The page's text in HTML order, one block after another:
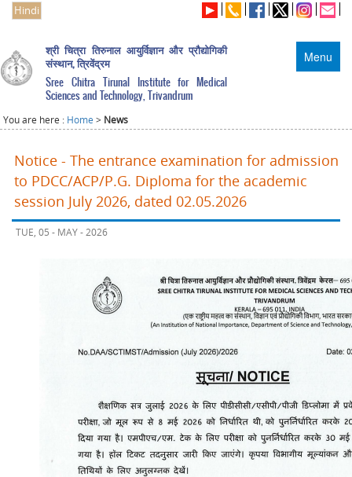
Hindi
Menu
श्री चित्रा तिरुनाल आयुर्विज्ञान और प्रौद्योगिकी
संस्थान, त्रिवेंद्रम
Sree Chitra Tirunal Institute for Medical
Sciences and Technology, Trivandrum
You are here : Home > News
Notice - The entrance examination for admission
to PDCC/ACP/P.G. Diploma for the academic
session July 2026, dated 02.05.2026
TUE, 05 - MAY - 2026